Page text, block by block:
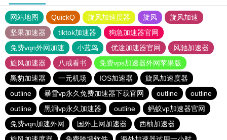
网站地图 QuickQ 旋风加速度器 旋风
旋风加速
坚果加速器
tiktok加速器
狗急加速器官网
免费vqn外网加速
小蓝鸟 优途加速器官网
风驰加速器
旋风加速器
八戒看书
免费vps加速器外网苹果版
黑豹加速器
一元机场 IOS加速器
旋风加速度器
outline
暴雪vp永久免费加速器下载官网 outline
outline
outline
黑洞vp永久加速器 outline
蚂蚁vp加速器官网
免费vqn加速外网
国外上网加速器
西柚加速器